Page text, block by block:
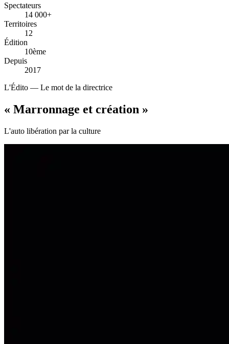
Spectateurs
14 000+
14 000+
Territoires
12
12
Édition
10ème
10ème
Depuis
2017
2017
L'Édito — Le mot de la directrice
« Marronnage et création »
L'auto libération par la culture